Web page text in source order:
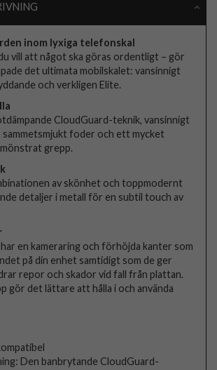
inom lyxiga telefonskal
vill att något ska göras ordentligt – gör
det ultimata mobilskalet: vansinnigt
och verkligen Elite.
CloudGuard-teknik, vansinnigt
sammetsmjukt foder och ett mycket
grepp.
av skönhet och toppmodernt
detaljer i metall för en subtil touch av
en kameraring och förhöjda kanter som
på din enhet samtidigt som de ger
repor och skador vid fall från plattan.
gör det lättare att hålla i och använda
Den banbrytande CloudGuard-